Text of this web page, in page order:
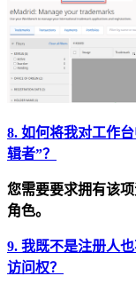
8. 如何将我对工作
辑者”？
您需要要求拥有该
角色。
9. 我既不是注册人
访问权？